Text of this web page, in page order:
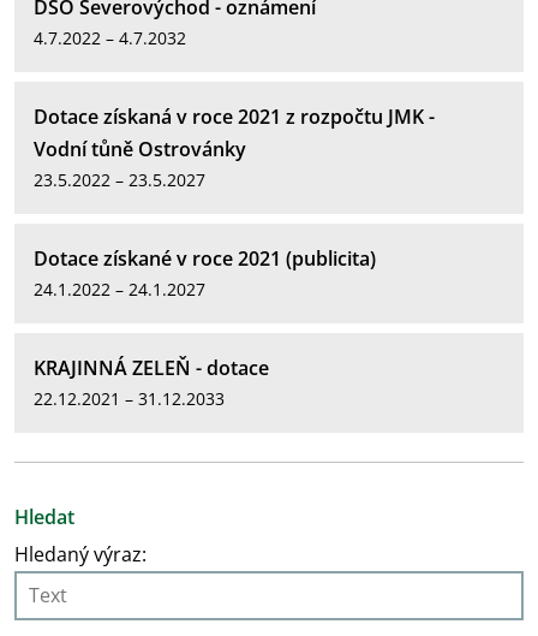
DSO Severovýchod - oznámení
4.7.2022 – 4.7.2032
Dotace získaná v roce 2021 z rozpočtu JMK -
Vodní tůně Ostrovánky
23.5.2022 – 23.5.2027
Dotace získané v roce 2021 (publicita)
24.1.2022 – 24.1.2027
KRAJINNÁ ZELEŇ - dotace
22.12.2021 – 31.12.2033
Hledat
Hledaný výraz: